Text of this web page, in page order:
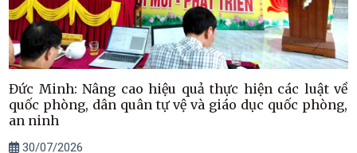
Đức Minh: Nâng cao hiệu quả thực hiện các luật về
quốc phòng, dân quân tự vệ và giáo dục quốc phòng,
an ninh
30/07/2026